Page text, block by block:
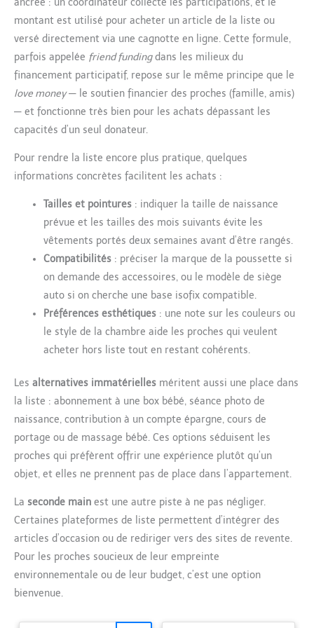
montant est utilisé pour acheter un article de la liste ou
versé directement via une cagnotte en ligne. Cette formule,
parfois appelée friend fundingdans les milieux du
financement participatif, repose sur le même principe que le
love money— le soutien financier des proches (famille, amis)
— et fonctionne très bien pour les achats dépassant les
capacités d’un seul donateur.
Pour rendre la liste encore plus pratique, quelques
informations concrètes facilitent les achats :
Tailles et pointures : indiquer la taille de naissance
prévue et les tailles des mois suivants évite les
vêtements portés deux semaines avant d’être rangés.
Compatibilités : préciser la marque de la poussette si
on demande des accessoires, ou le modèle de siège
auto si on cherche une base isofix compatible.
Préférences esthétiques : une note sur les couleurs ou
le style de la chambre aide les proches qui veulent
acheter hors liste tout en restant cohérents.
Les alternatives immatérielles méritent aussi une place dans
la liste : abonnement à une box bébé, séance photo de
naissance, contribution à un compte épargne, cours de
portage ou de massage bébé. Ces options séduisent les
proches qui préfèrent offrir une expérience plutôt qu’un
objet, et elles ne prennent pas de place dans l’appartement.
La seconde main est une autre piste à ne pas négliger.
Certaines plateformes de liste permettent d’intégrer des
articles d’occasion ou de rediriger vers des sites de revente.
Pour les proches soucieux de leur empreinte
environnementale ou de leur budget, c’est une option
bienvenue.